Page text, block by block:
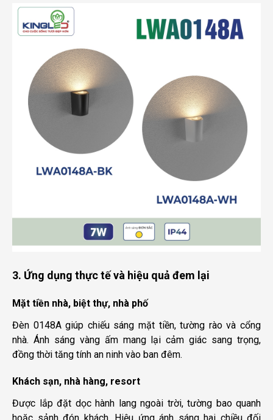
3. Ứng dụng thực tế và hiệu quả đem lại
Mặt tiền nhà, biệt thự, nhà phố
Đèn 0148A giúp chiếu sáng mặt tiền, tường rào và cổng
nhà. Ánh sáng vàng ấm mang lại cảm giác sang trọng,
đồng thời tăng tính an ninh vào ban đêm.
Khách sạn, nhà hàng, resort
Được lắp đặt dọc hành lang ngoài trời, tường bao quanh